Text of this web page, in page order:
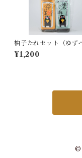
柚子たれセット（ゆず
ぁ甘口120ml×柚木ポン
ml)
¥1,200
©